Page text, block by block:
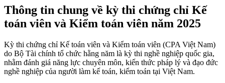
Thông tin chung về kỳ thi chứng chỉ Kế
toán viên và Kiểm toán viên năm 2025
Kỳ thi chứng chỉ Kế toán viên và Kiểm toán viên (CPA Việt Nam)
do Bộ Tài chính tổ chức hằng năm là kỳ thi nghề nghiệp quốc gia,
nhằm đánh giá năng lực chuyên môn, kiến thức pháp lý và đạo đức
nghề nghiệp của người làm kế toán, kiểm toán tại Việt Nam.